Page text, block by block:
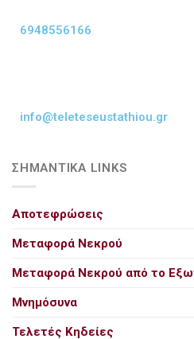
6948556166
info@teleteseustathiou.gr
ΣΗΜΑΝΤΙΚΑ LINKS
Αποτεφρώσεις
Μεταφορά Νεκρού
Μεταφορά Νεκρού από το
Μνημόσυνα
Τελετές Κηδείες